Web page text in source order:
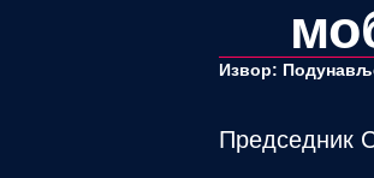
Извор:
Председник